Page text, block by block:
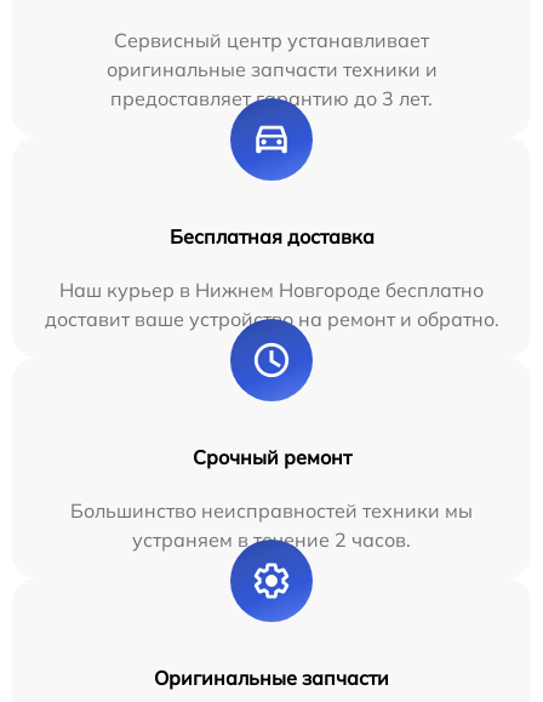
Сервисный центр устанавливает
оригинальные запчасти техники и
предоставляет гарантию до 3 лет.
Бесплатная доставка
Наш курьер в Нижнем Новгороде бесплатно
доставит ваше устройство на ремонт и обратно.
Срочный ремонт
Большинство неисправностей техники мы
устраняем в течение 2 часов.
Оригинальные запчасти